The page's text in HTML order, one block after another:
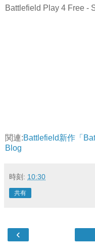
Battlefield Play 4 Free -
関連:Battlefield新作「
Blog
時刻: 10:30
共有
‹